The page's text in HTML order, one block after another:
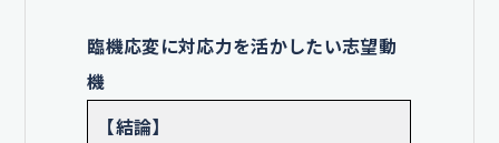
添削コメント｜「緊張した」「喜びを感じた」と
関心過程が伝わりにくい状態でした。戸惑い→対
応→やりがいという流れに整理することで、フロ
臨機応変に対応力を活かしたい志望動
機
【結論】